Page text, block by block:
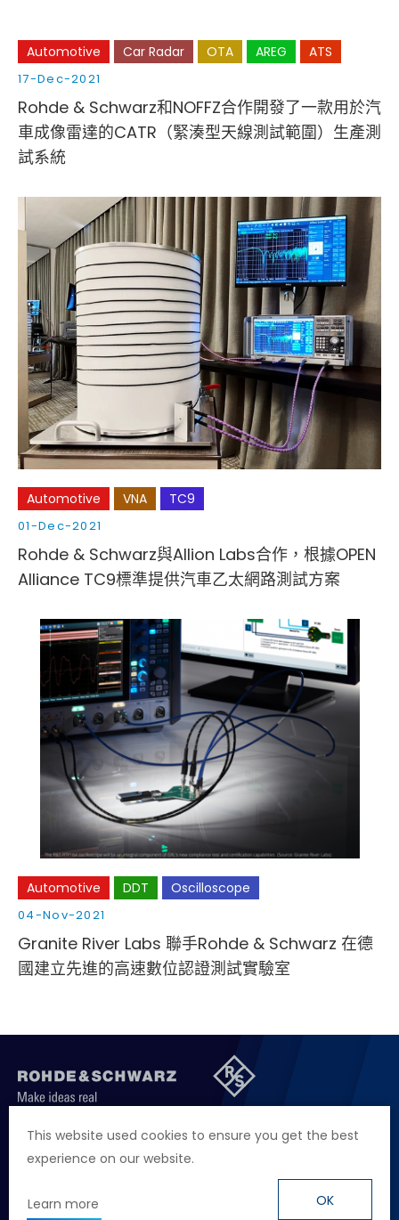
This website used cookies to ensure you get the best
experience on our website.
Learn more OK
Automotive Car Radar OTA AREG ATS
17-Dec-2021
Rohde & Schwarz和NOFFZ合作開發了一款用於汽
車成像雷達的CATR（緊湊型天線測試範圍）生產測
試系統
Automotive VNA TC9
01-Dec-2021
Rohde & Schwarz與Allion Labs合作，根據OPEN
Alliance TC9標準提供汽車乙太網路測試方案
Automotive DDT Oscilloscope
04-Nov-2021
Granite River Labs 聯手Rohde & Schwarz 在德
國建立先進的高速數位認證測試實驗室
聯絡我們 徵才資訊 隱私權政策 網站聲明
地址
台北市114內湖區堤頂大道二段89號4樓
信箱
marketing.taiwan@rohde-schwarz.com